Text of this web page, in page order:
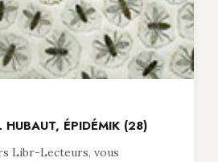
HUBAUT, ÉPIDÉMIK (28)
Libr-Lecteurs, vous